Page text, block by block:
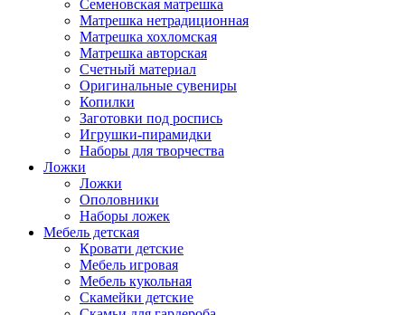
Семеновская матрешка
Матрешка нетрадиционная
Матрешка хохломская
Матрешка авторская
Счетный материал
Оригинальные сувениры
Копилки
Заготовки под роспись
Игрушки-пирамидки
Наборы для творчества
Ложки
Ложки
Ополовники
Наборы ложек
Мебель детская
Кровати детские
Мебель игровая
Мебель кукольная
Скамейки детские